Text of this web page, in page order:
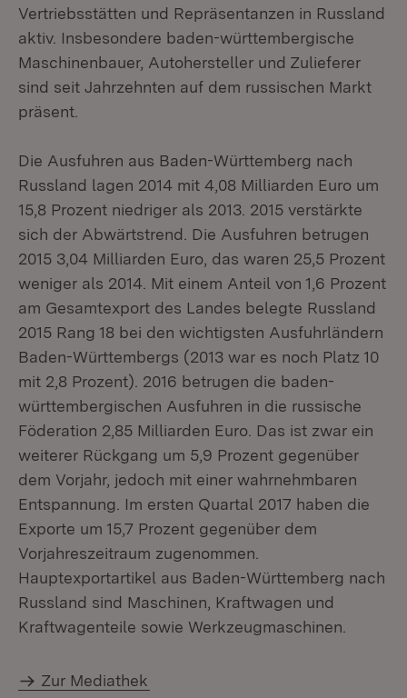
Vertriebsstätten und Repräsentanzen in Russland
aktiv. Insbesondere baden-württembergische
Maschinenbauer, Autohersteller und Zulieferer
sind seit Jahrzehnten auf dem russischen Markt
präsent.
Die Ausfuhren aus Baden-Württemberg nach
Russland lagen 2014 mit 4,08 Milliarden Euro um
15,8 Prozent niedriger als 2013. 2015 verstärkte
sich der Abwärtstrend. Die Ausfuhren betrugen
2015 3,04 Milliarden Euro, das waren 25,5 Prozent
weniger als 2014. Mit einem Anteil von 1,6 Prozent
am Gesamtexport des Landes belegte Russland
2015 Rang 18 bei den wichtigsten Ausfuhrländern
Baden-Württembergs (2013 war es noch Platz 10
mit 2,8 Prozent). 2016 betrugen die baden-
württembergischen Ausfuhren in die russische
Föderation 2,85 Milliarden Euro. Das ist zwar ein
weiterer Rückgang um 5,9 Prozent gegenüber
dem Vorjahr, jedoch mit einer wahrnehmbaren
Entspannung. Im ersten Quartal 2017 haben die
Exporte um 15,7 Prozent gegenüber dem
Vorjahreszeitraum zugenommen.
Hauptexportartikel aus Baden-Württemberg nach
Russland sind Maschinen, Kraftwagen und
Kraftwagenteile sowie Werkzeugmaschinen.
Zur Mediathek